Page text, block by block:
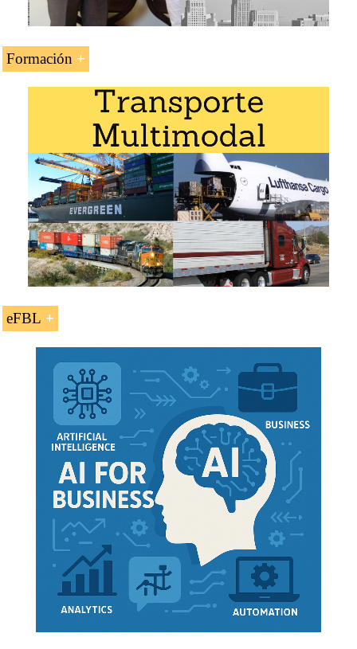
Formación
La asignatura «Conocimiento de embarque electrónico
FIATA (eFBL Bill of Lading)» se estudia en los
siguientes programas online impartidos por EENI Global
Business School:
Cursos de logística internacional:transporte internacional
transporte marítimo,multimodal,Transporte en África
Diplomado de Especialización en Transporte
Internacional
Maestrías: Transporte Internacional, Transporte en África
eFBL
El sistema permite enviar digitalmente los
documentos habituales del comercio exterior:
conocimientos de embarque, certificados de
depósito, certificados de origen, facturas, listas de
embarque
Eliminación del envío de estos documentos por
mensajería internacional
Los bancos inscritos al sistema tratan al
Conocimiento de embarque electrónico FIATA
(eFBL Bill of Lading) como el equivalente legal al
Conocimiento de embarque FBL en papel en los
créditos documentarios
Elimina elriesgos de que se presenten
conocimientos de embarque fraudulentos en
destino para retirar las mercancías